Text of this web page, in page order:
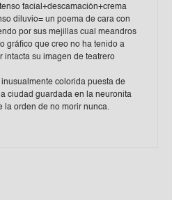
facial+descamación+crema
diluvio= un poema de cara con
por sus mejillas cual meandros
gráfico que creo no ha tenido a
intacta su imagen de teatrero
colorida puesta de
ciudad guardada en la neuronita
la orden de no morir nunca.